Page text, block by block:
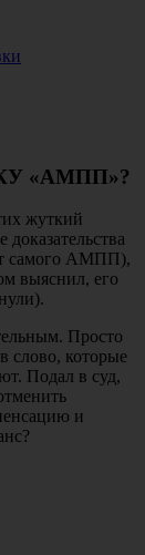
«АМПП»?
жуткий
самого АМПП),
выяснил, его
Просто
слово, которые
Подал в суд,
и